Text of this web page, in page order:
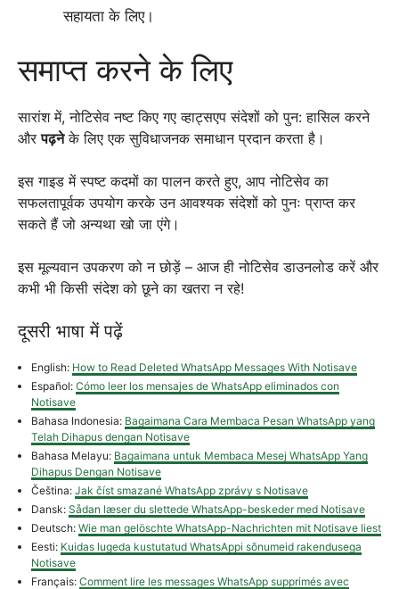
सहायता के लिए।
समाप्त करने के लिए
सारांश में, नोटिसेव नष्ट किए गए व्हाट्सएप संदेशों को पुन: हासिल करने
औरपढ़नेके लिए एक सुविधाजनक समाधान प्रदान करता है।
इस गाइड में स्पष्ट कदमों का पालन करते हुए, आप नोटिसेव का
सफलतापूर्वक उपयोग करके उन आवश्यक संदेशों को पुनः प्राप्त कर
सकते हैं जो अन्यथा खो जा एंगे।
इस मूल्यवान उपकरण को न छोड़ें – आज ही नोटिसेव डाउनलोड करें और
कभी भी किसी संदेश को छूने का खतरा न रहे!
दूसरी भाषा में पढ़ें
English: How to Read Deleted WhatsApp Messages With Notisave
Español: Cómo leer los mensajes de WhatsApp eliminados con
Notisave
Bahasa Indonesia: Bagaimana Cara Membaca Pesan WhatsApp yang
Telah Dihapus dengan Notisave
Bahasa Melayu: Bagaimana untuk Membaca Mesej WhatsApp Yang
Dihapus Dengan Notisave
Čeština: Jak číst smazané WhatsApp zprávy s Notisave
Dansk: Sådan læser du slettede WhatsApp-beskeder med Notisave
Deutsch: Wie man gelöschte WhatsApp-Nachrichten mit Notisave liest
Eesti: Kuidas lugeda kustutatud WhatsAppi sõnumeid rakendusega
Notisave
Français: Comment lire les messages WhatsApp supprimés avec